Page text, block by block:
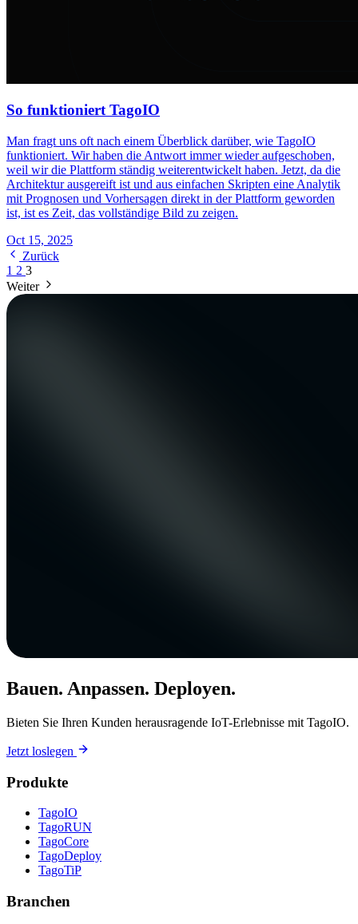
So funktioniert TagoIO
Man fragt uns oft nach einem Überblick darüber, wie TagoIO
funktioniert. Wir haben die Antwort immer wieder aufgeschoben,
weil wir die Plattform ständig weiterentwickelt haben. Jetzt, da die
Architektur ausgereift ist und aus einfachen Skripten eine Analytik
mit Prognosen und Vorhersagen direkt in der Plattform geworden
ist, ist es Zeit, das vollständige Bild zu zeigen.
Oct 15, 2025
Zurück
1 2 3
Weiter
Bauen. Anpassen. Deployen.
Bieten Sie Ihren Kunden herausragende IoT-Erlebnisse mit TagoIO.
Jetzt loslegen
Produkte
TagoIO
TagoRUN
TagoCore
TagoDeploy
TagoTiP
Branchen